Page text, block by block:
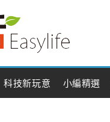
科技新玩意 小編精選